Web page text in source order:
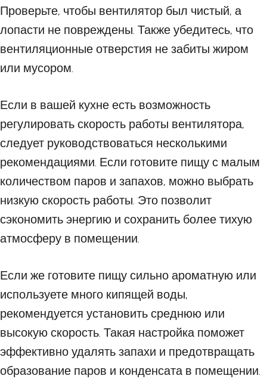
Проверьте, чтобы вентилятор был чистый, а
лопасти не повреждены. Также убедитесь, что
вентиляционные отверстия не забиты жиром
или мусором.
Если в вашей кухне есть возможность
регулировать скорость работы вентилятора,
следует руководствоваться несколькими
рекомендациями. Если готовите пищу с малым
количеством паров и запахов, можно выбрать
низкую скорость работы. Это позволит
сэкономить энергию и сохранить более тихую
атмосферу в помещении.
Если же готовите пищу сильно ароматную или
используете много кипящей воды,
рекомендуется установить среднюю или
высокую скорость. Такая настройка поможет
эффективно удалять запахи и предотвращать
образование паров и конденсата в помещении.